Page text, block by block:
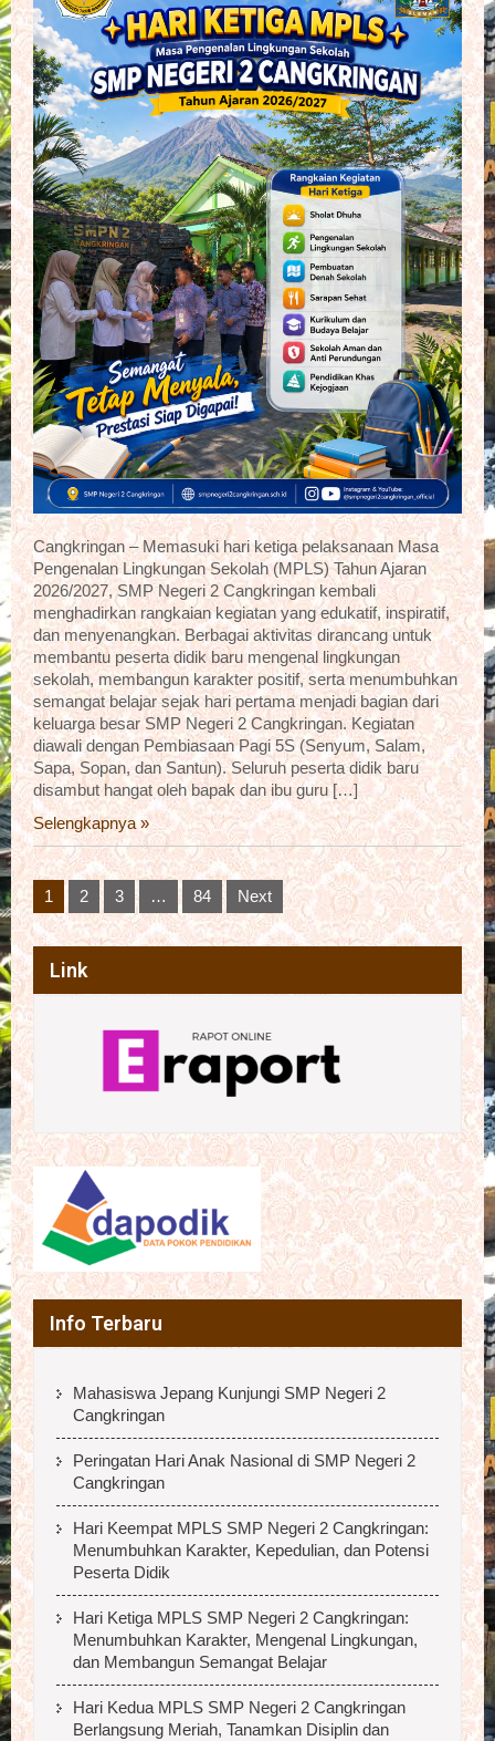
Cangkringan – Memasuki hari ketiga pelaksanaan Masa
Pengenalan Lingkungan Sekolah (MPLS) Tahun Ajaran
2026/2027, SMP Negeri 2 Cangkringan kembali
menghadirkan rangkaian kegiatan yang edukatif, inspiratif,
dan menyenangkan. Berbagai aktivitas dirancang untuk
membantu peserta didik baru mengenal lingkungan
sekolah, membangun karakter positif, serta menumbuhkan
semangat belajar sejak hari pertama menjadi bagian dari
keluarga besar SMP Negeri 2 Cangkringan. Kegiatan
diawali dengan Pembiasaan Pagi 5S (Senyum, Salam,
Sapa, Sopan, dan Santun). Seluruh peserta didik baru
disambut hangat oleh bapak dan ibu guru […]
Selengkapnya »
Posts
pagination
1 2 3 … 84 Next
Link
Info Terbaru
Mahasiswa Jepang Kunjungi SMP Negeri 2
Cangkringan
Peringatan Hari Anak Nasional di SMP Negeri 2
Cangkringan
Hari Keempat MPLS SMP Negeri 2 Cangkringan:
Menumbuhkan Karakter, Kepedulian, dan Potensi
Peserta Didik
Hari Ketiga MPLS SMP Negeri 2 Cangkringan:
Menumbuhkan Karakter, Mengenal Lingkungan,
dan Membangun Semangat Belajar
Hari Kedua MPLS SMP Negeri 2 Cangkringan
Berlangsung Meriah, Tanamkan Disiplin dan